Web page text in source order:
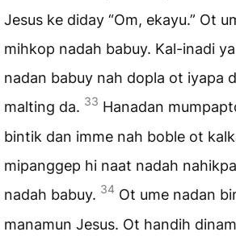
Jesus ke diday “Om, ekayu.” Ot
mihkop nadah babuy. Kal-inadi
nadan babuy nah dopla ot iyapa
malting da. 33 Hanadan
bintik dan imme nah boble ot
mipanggep hi naat nadah
nadah babuy. 34 Ot ume nadan
manamun Jesus. Ot handih